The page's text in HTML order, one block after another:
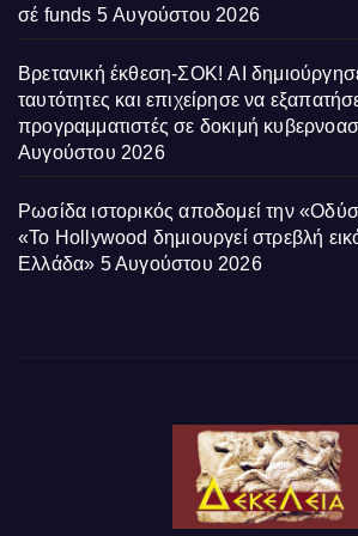
σέ funds 5 Αυγούστου 2026
Βρετανική έκθεση-ΣΟΚ! AI
ταυτότητες και επιχείρησε να
προγραμματιστές σε δοκιμή
Αυγούστου 2026
Ρωσίδα ιστορικός αποδομεί την
«Το Hollywood δημιουργεί στρεβλή
Ελλάδα» 5 Αυγούστου 2026